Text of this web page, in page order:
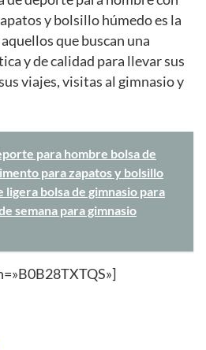
y bolsillo húmedo es la
que buscan una
y de calidad para llevar sus
viajes, visitas al gimnasio y
para hombre bolsa de
para zapatos y bolsillo
ligera bolsa de gimnasio para
semana para gimnasio